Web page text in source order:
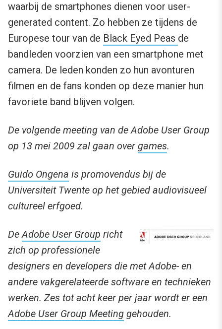
waarbij de smartphones dienen voor user-
generated content. Zo hebben ze tijdens de
Europese tour van de Black Eyed Peas de
bandleden voorzien van een smartphone met
camera. De leden konden zo hun avonturen
filmen en de fans konden op deze manier hun
favoriete band blijven volgen.
De volgende meeting van de Adobe User Group
op 13 mei 2009 zal gaan over games.
Guido Ongena is promovendus bij de
Universiteit Twente op het gebied audiovisueel
cultureel erfgoed.
DeAdobe User Group richt
zich op professionele
designers en developers die met Adobe- en
andere vakgerelateerde software en technieken
werken. Zes tot acht keer per jaar wordt er een
Adobe User Group Meeting gehouden.